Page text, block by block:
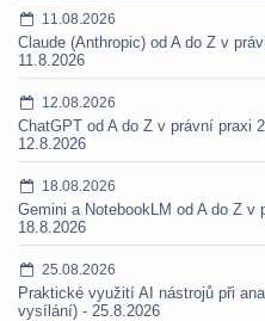
11.08.2026
Claude (Anthropic) od A do Z v
11.8.2026
12.08.2026
ChatGPT od A do Z v právní praxi
12.8.2026
18.08.2026
Gemini a NotebookLM od A do Z
18.8.2026
25.08.2026
Praktické využití AI nástrojů při
vysílání) - 25.8.2026